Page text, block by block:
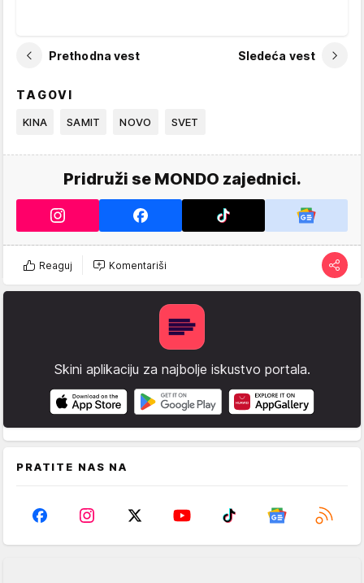
Prethodna vest Sledeća vest
TAGOVI
KINA SAMIT NOVO SVET
Pridruži se MONDO zajednici.
Reaguj Komentariši
Skini aplikaciju za najbolje iskustvo portala.
PRATITE NAS NA